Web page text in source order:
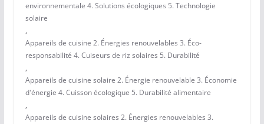
environnementale 4. Solutions écologiques 5. Technologie
solaire
,
Appareils de cuisine 2. Énergies renouvelables 3. Éco-
responsabilité 4. Cuiseurs de riz solaires 5. Durabilité
,
Appareils de cuisine solaire 2. Énergie renouvelable 3. Économie
d'énergie 4. Cuisson écologique 5. Durabilité alimentaire
,
Appareils de cuisine solaires 2. Énergies renouvelables 3.